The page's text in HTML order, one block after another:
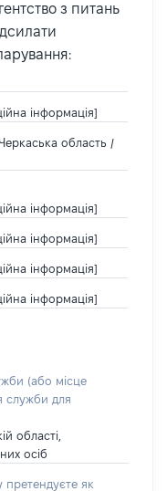
з питань
інформація]
область /
інформація]
інформація]
інформація]
інформація]
(або місце
служби для
області,
осіб
претендуєте як